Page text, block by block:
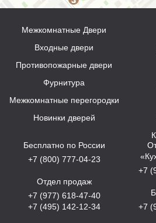
Межкомнатные Двери
Входные двери
Противопожарные двери
Фурнитура
Межкомнатные перегородки
Новинки дверей
Бесплатно по России
+7 (800) 777-04-23
Отдел продаж
+7 (977) 618-47-40
+7 (495) 142-12-34
+7
+7